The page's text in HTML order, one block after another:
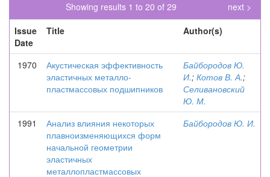
Showing results 1 to 20 of 29
next >
Issue
Date
Title Author(s)
1970
Акустическая эффективность
эластичных металло-
пластмассовых подшипников
Байбородов Ю.
И.; Котов В. А.;
Селивановский
Ю. М.
1991
Анализ влияния некоторых
плавноизменяющихся форм
начальной геометрии
эластичных
металлопластмассовых
Байбородов Ю. И.